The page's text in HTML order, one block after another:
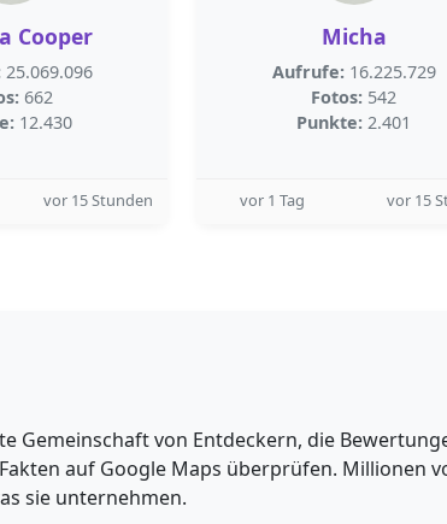
Cooper
25.069.096
662
12.430
vor 15 Stunden
Micha
Aufrufe: 16.225.729
Fotos: 542
Punkte: 2.401
vor 1 Tag vor 15
Gemeinschaft von Entdeckern, die
auf Google Maps überprüfen. Millionen
sie unternehmen.